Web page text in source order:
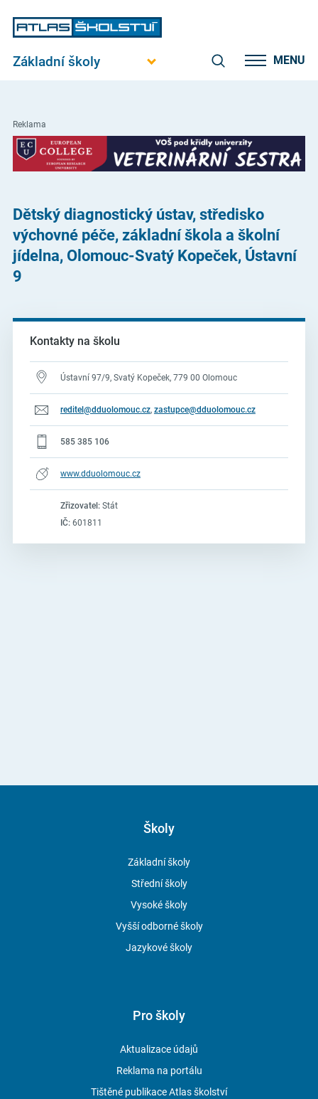
Základní školy MENU
Reklama
Dětský diagnostický ústav, středisko
výchovné péče, základní škola a školní
jídelna, Olomouc-Svatý Kopeček, Ústavní
9
Kontakty na školu
Ústavní 97/9, Svatý Kopeček, 779 00 Olomouc
reditel@dduolomouc.cz, zastupce@dduolomouc.cz
585 385 106
www.dduolomouc.cz
Zřizovatel:Stát
IČ:601811
Školy
Základní školy
Střední školy
Vysoké školy
Vyšší odborné školy
Jazykové školy
Pro školy
Aktualizace údajů
Reklama na portálu
Tištěné publikace Atlas školství